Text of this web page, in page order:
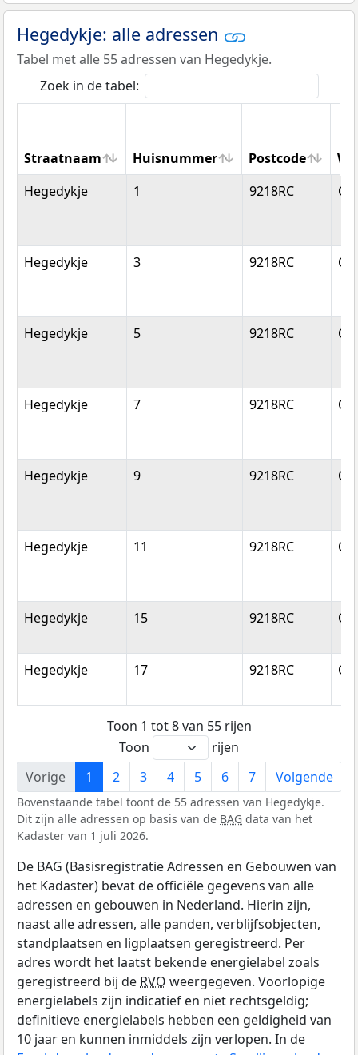
Hegedykje: alle adressen
Tabel met alle 55 adressen van Hegedykje.
Zoek in de tabel:
Straatnaam Huisnummer Postcode
Straatnaam
Huisnummer Postcode
Hegedykje 1 9218RC
Hegedykje 3 9218RC
Hegedykje 5 9218RC
Hegedykje 7 9218RC
Hegedykje 9 9218RC
Hegedykje 11 9218RC
Hegedykje 15 9218RC
Hegedykje 17 9218RC
Toon 1 tot 8 van 55 rijen
Toon
rijen
Vorige
1 2 3 4 5 6 7 Volgende
Bovenstaande tabel toont de 55 adressen van Hegedykje.
Dit zijn alle adressen op basis van de BAG data van het
Kadaster van 1 juli 2026.
De BAG (Basisregistratie Adressen en Gebouwen van
het Kadaster) bevat de officiële gegevens van alle
adressen en gebouwen in Nederland. Hierin zijn,
naast alle adressen, alle panden, verblijfsobjecten,
standplaatsen en ligplaatsen geregistreerd. Per
adres wordt het laatst bekende energielabel zoals
geregistreerd bij de RVO weergegeven. Voorlopige
energielabels zijn indicatief en niet rechtsgeldig;
definitieve energielabels hebben een geldigheid van
10 jaar en kunnen inmiddels zijn verlopen. In de